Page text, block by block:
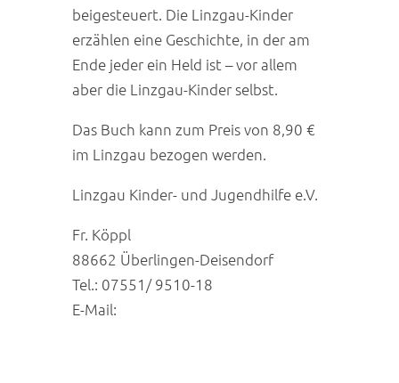
beigesteuert. Die Linzgau-Kinder
erzählen eine Geschichte, in der am
Ende jeder ein Held ist – vor allem
aber die Linzgau-Kinder selbst.
Das Buch kann zum Preis von 8,90 €
im Linzgau bezogen werden.
Linzgau Kinder- und Jugendhilfe e.V.
Fr. Köppl
88662 Überlingen-Deisendorf
Tel.: 07551/ 9510-18
E-Mail: